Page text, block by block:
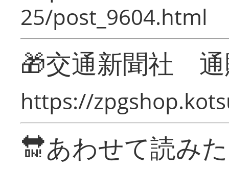
25/post_9604.html
🎁交通新聞社
https://
🔛あわせて読み